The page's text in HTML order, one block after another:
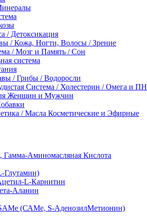
/ Детоксикация
/ Кожа, Ногти, Волосы / Зрение
/ Мозг и Память / Сон
система
/ Грибы / Водоросли
Система / Холестерин / Омега и
Женщин и Мужчин
/ Масла Косметические и Эфирные
Аминомасляная Кислота
Глутамин)
L-Карнитин
Аланин
(САМе, S-АденозилМетионин)